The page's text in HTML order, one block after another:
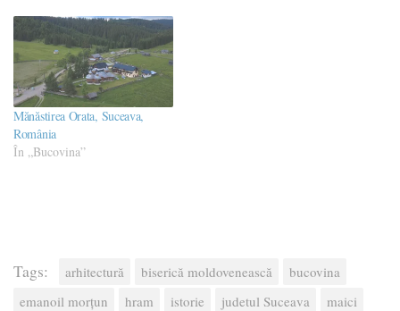
Mănăstirea Orata, Suceava,
România
În „Bucovina”
Tags: arhitectură biserică moldovenească
bucovina
emanoil morțun
hram istorie judetul Suceava
maici